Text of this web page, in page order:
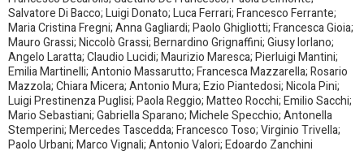
Salvatore Di Bacco; Luigi Donato; Luca Ferrari; Francesco Ferrante;
Maria Cristina Fregni; Anna Gagliardi; Paolo Ghigliotti; Francesca Gioia;
Mauro Grassi; Niccolò Grassi; Bernardino Grignaffini; Giusy Iorlano;
Angelo Laratta; Claudio Lucidi; Maurizio Maresca; Pierluigi Mantini;
Emilia Martinelli; Antonio Massarutto; Francesca Mazzarella; Rosario
Mazzola; Chiara Micera; Antonio Mura; Ezio Piantedosi; Nicola Pini;
Luigi Prestinenza Puglisi; Paola Reggio; Matteo Rocchi; Emilio Sacchi;
Mario Sebastiani; Gabriella Sparano; Michele Specchio; Antonella
Stemperini; Mercedes Tascedda; Francesco Toso; Virginio Trivella;
Paolo Urbani; Marco Vignali; Antonio Valori; Edoardo Zanchini